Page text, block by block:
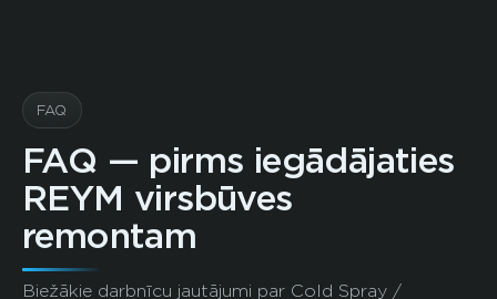
FAQ
FAQ — pirms iegādājaties
REYM virsbūves
remontam
Biežākie darbnīcu jautājumi par Cold Spray /